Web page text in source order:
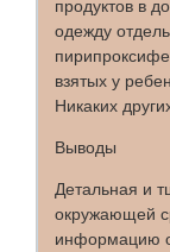
продуктов в
одежду
взятых у
Никаких
Выводы
Детальная и
окружающей
информацию